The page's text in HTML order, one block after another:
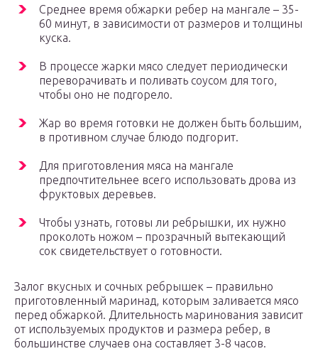
Среднее время обжарки ребер на мангале – 35-
60 минут, в зависимости от размеров и толщины
куска.
В процессе жарки мясо следует периодически
переворачивать и поливать соусом для того,
чтобы оно не подгорело.
Жар во время готовки не должен быть большим,
в противном случае блюдо подгорит.
Для приготовления мяса на мангале
предпочтительнее всего использовать дрова из
фруктовых деревьев.
Чтобы узнать, готовы ли ребрышки, их нужно
проколоть ножом – прозрачный вытекающий
сок свидетельствует о готовности.
Залог вкусных и сочных ребрышек – правильно
приготовленный маринад, которым заливается мясо
перед обжаркой. Длительность маринования зависит
от используемых продуктов и размера ребер, в
большинстве случаев она составляет 3-8 часов.